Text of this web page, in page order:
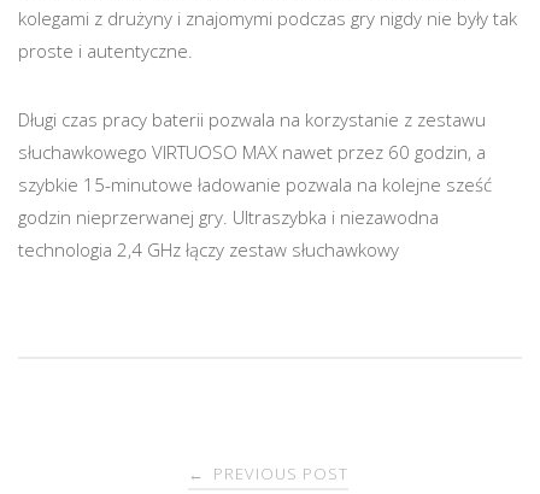
kolegami z drużyny i znajomymi podczas gry nigdy nie były tak
proste i autentyczne.
Długi czas pracy baterii pozwala na korzystanie z zestawu
słuchawkowego VIRTUOSO MAX nawet przez 60 godzin, a
szybkie 15-minutowe ładowanie pozwala na kolejne sześć
godzin nieprzerwanej gry. Ultraszybka i niezawodna
technologia 2,4 GHz łączy zestaw słuchawkowy
← PREVIOUS POST